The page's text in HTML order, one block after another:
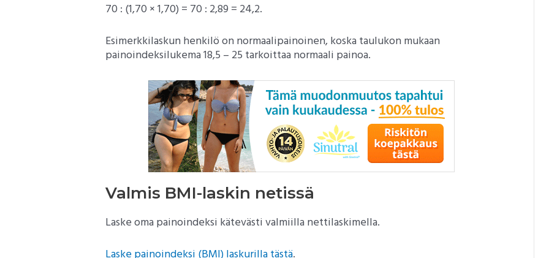
70 : (1,70 × 1,70) = 70 : 2,89 = 24,2.
Esimerkkilaskun henkilö on normaalipainoinen, koska taulukon mukaan
painoindeksilukema 18,5 – 25 tarkoittaa normaali painoa.
Valmis BMI-laskin netissä
Laske oma painoindeksi kätevästi valmiilla nettilaskimella.
Laske painoindeksi (BMI) laskurilla tästä.